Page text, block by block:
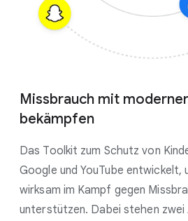
Missbrauch mit
bekämpfen
Das Toolkit zum Schutz von
Google und YouTube entwickelt,
wirksam im Kampf gegen
unterstützen. Dabei stehen zwei